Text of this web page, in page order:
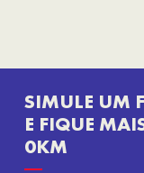
SIMULE UM
E FIQUE
0KM